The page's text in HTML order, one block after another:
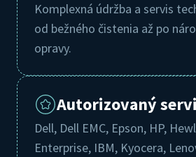
Komplexná údržba a servis
od bežného čistenia až po
opravy.
Autorizovaný
Dell, Dell EMC, Epson, HP,
Enterprise, IBM, Kyocera,